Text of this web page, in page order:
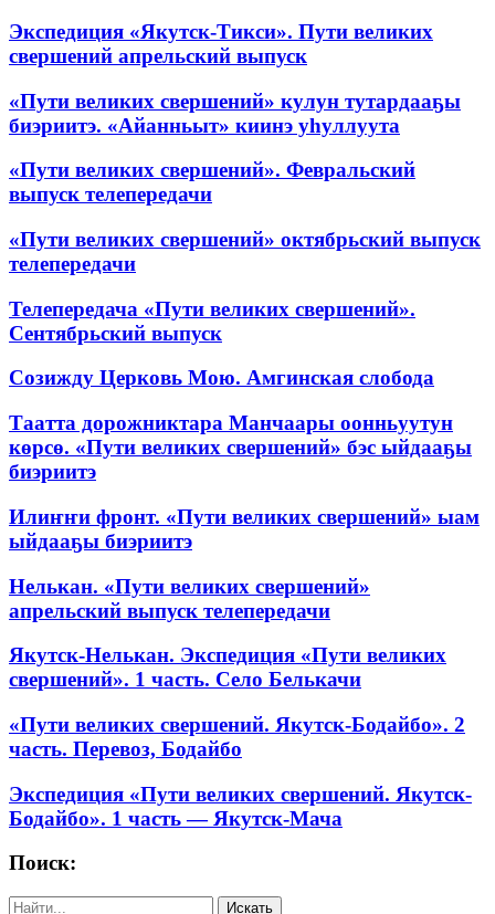
Экспедиция «Якутск-Тикси». Пути великих
свершений апрельский выпуск
«Пути великих свершений» кулун тутардааҕы
биэриитэ. «Айанньыт» киинэ уһуллуута
«Пути великих свершений». Февральский
выпуск телепередачи
«Пути великих свершений» октябрьский выпуск
телепередачи
Телепередача «Пути великих свершений».
Сентябрьский выпуск
Созижду Церковь Мою. Амгинская слобода
Таатта дорожниктара Манчаары оонньуутун
көрсө. «Пути великих свершений» бэс ыйдааҕы
биэриитэ
Илиҥҥи фронт. «Пути великих свершений» ыам
ыйдааҕы биэриитэ
Нелькан. «Пути великих свершений»
апрельский выпуск телепередачи
Якутск-Нелькан. Экспедиция «Пути великих
свершений». 1 часть. Село Белькачи
«Пути великих свершений. Якутск-Бодайбо». 2
часть. Перевоз, Бодайбо
Экспедиция «Пути великих свершений. Якутск-
Бодайбо». 1 часть — Якутск-Мача
Поиск: